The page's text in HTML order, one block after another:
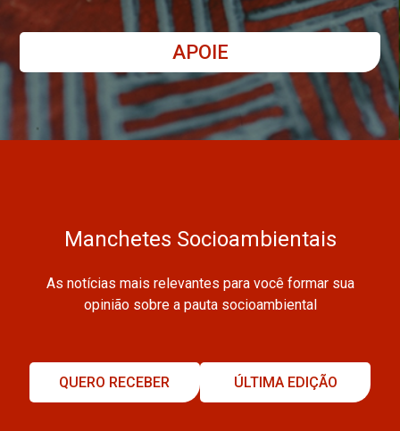
APOIE
Manchetes Socioambientais
As notícias mais relevantes para você formar sua
opinião sobre a pauta socioambiental
QUERO RECEBER ÚLTIMA EDIÇÃO